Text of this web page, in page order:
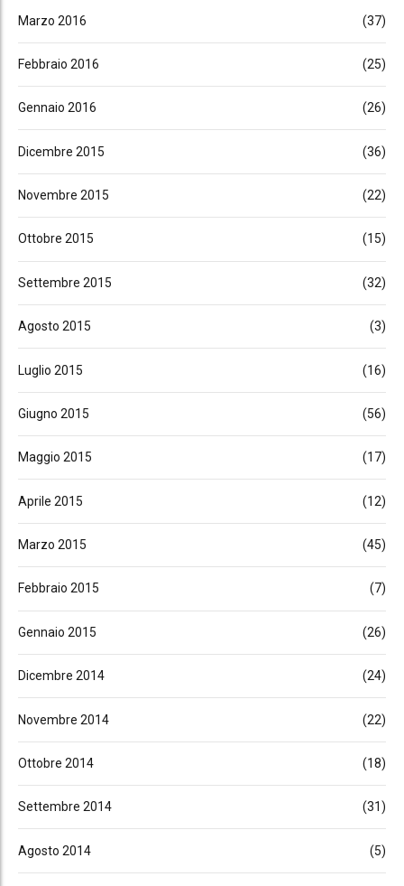
Marzo 2016 (37)
Febbraio 2016 (25)
Gennaio 2016 (26)
Dicembre 2015 (36)
Novembre 2015 (22)
Ottobre 2015 (15)
Settembre 2015 (32)
Agosto 2015 (3)
Luglio 2015 (16)
Giugno 2015 (56)
Maggio 2015 (17)
Aprile 2015 (12)
Marzo 2015 (45)
Febbraio 2015 (7)
Gennaio 2015 (26)
Dicembre 2014 (24)
Novembre 2014 (22)
Ottobre 2014 (18)
Settembre 2014 (31)
Agosto 2014 (5)